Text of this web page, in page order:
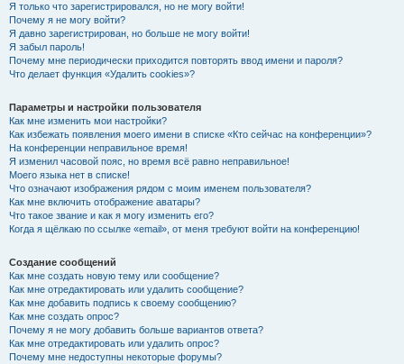
Я только что зарегистрировался, но не могу войти!
Почему я не могу войти?
Я давно зарегистрирован, но больше не могу войти!
Я забыл пароль!
Почему мне периодически приходится повторять ввод имени и пароля?
Что делает функция «Удалить cookies»?
Параметры и настройки пользователя
Как мне изменить мои настройки?
Как избежать появления моего имени в списке «Кто сейчас на конференции»?
На конференции неправильное время!
Я изменил часовой пояс, но время всё равно неправильное!
Моего языка нет в списке!
Что означают изображения рядом с моим именем пользователя?
Как мне включить отображение аватары?
Что такое звание и как я могу изменить его?
Когда я щёлкаю по ссылке «email», от меня требуют войти на конференцию!
Создание сообщений
Как мне создать новую тему или сообщение?
Как мне отредактировать или удалить сообщение?
Как мне добавить подпись к своему сообщению?
Как мне создать опрос?
Почему я не могу добавить больше вариантов ответа?
Как мне отредактировать или удалить опрос?
Почему мне недоступны некоторые форумы?